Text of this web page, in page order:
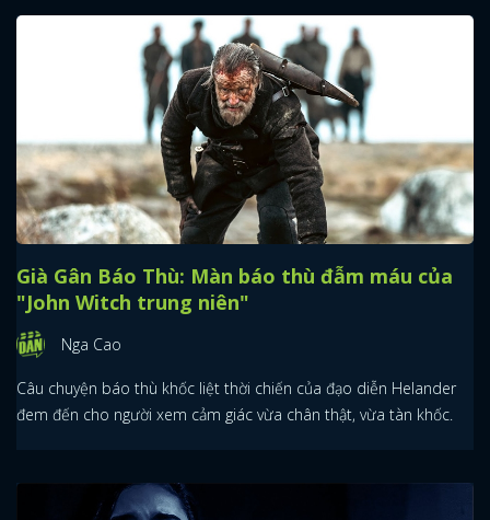
Già Gân Báo Thù: Màn báo thù đẫm máu của
"John Witch trung niên"
Nga Cao
Câu chuyện báo thù khốc liệt thời chiến của đạo diễn Helander
đem đến cho người xem cảm giác vừa chân thật, vừa tàn khốc.